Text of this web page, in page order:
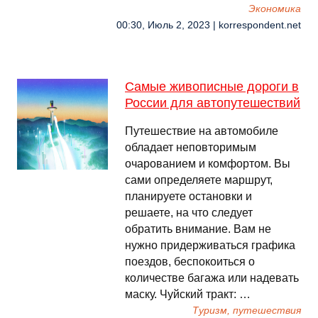
Экономика
00:30, Июль 2, 2023 | korrespondent.net
Самые живописные дороги в
России для автопутешествий
Путешествие на автомобиле
обладает неповторимым
очарованием и комфортом. Вы
сами определяете маршрут,
планируете остановки и
решаете, на что следует
обратить внимание. Вам не
нужно придерживаться графика
поездов, беспокоиться о
количестве багажа или надевать
маску. Чуйский тракт: …
Туризм, путешествия